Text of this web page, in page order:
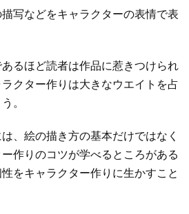
写などをキャラクターの表情で表
るほど読者は作品に惹きつけられ
クター作りは大きなウエイトを占
。
、絵の描き方の基本だけではなく
作りのコツが学べるところがある
をキャラクター作りに生かすこと